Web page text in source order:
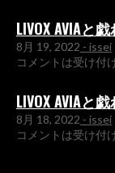
LIVOX AVIAと
8月 19, 2022 - issei
コメントは受け付
LIVOX AVIAと
8月 18, 2022 - issei
コメントは受け付